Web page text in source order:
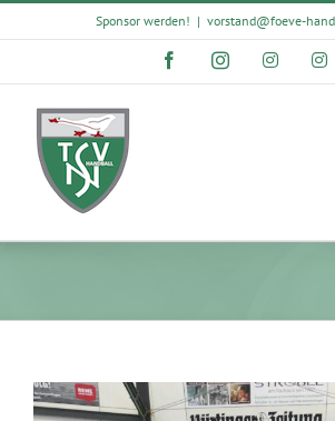
Skip
Sponsor werden! | vorstand@foeve-
FacebookInstagram